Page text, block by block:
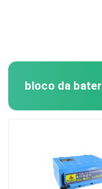
bloco da